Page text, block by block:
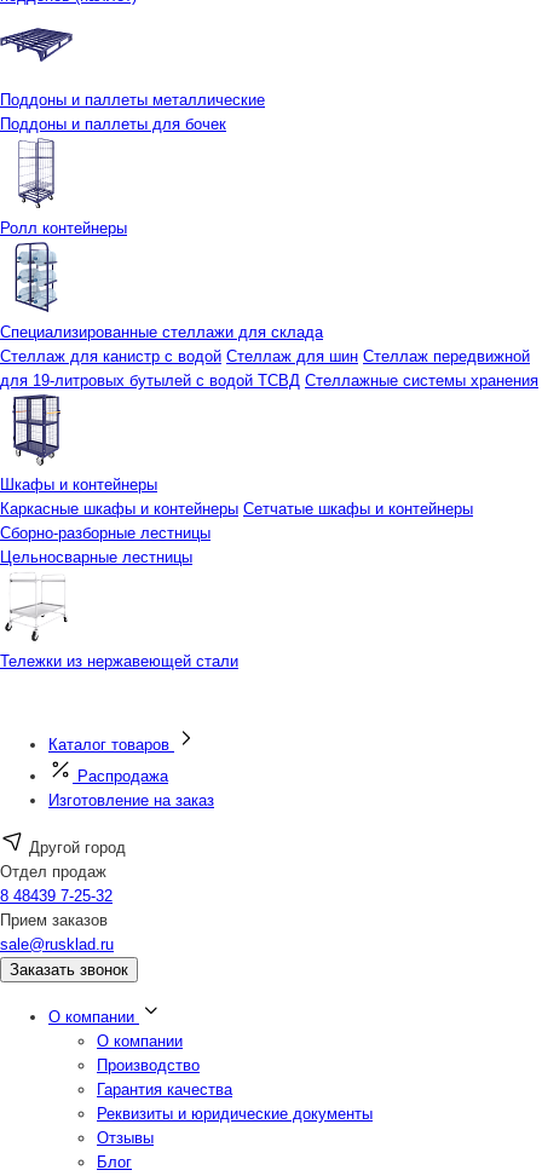
Поддоны и паллеты металлические
Поддоны и паллеты для бочек
Ролл контейнеры
Специализированные стеллажи для склада
Стеллаж для канистр с водой Стеллаж для шин Стеллаж передвижной
для 19-литровых бутылей с водой ТСВД Стеллажные системы хранения
Шкафы и контейнеры
Каркасные шкафы и контейнеры Сетчатые шкафы и контейнеры
Сборно-разборные лестницы
Цельносварные лестницы
Тележки из нержавеющей стали
Каталог товаров
Распродажа
Изготовление на заказ
Другой город
Отдел продаж
8 48439 7-25-32
Прием заказов
sale@rusklad.ru
Заказать звонок
О компании
О компании
Производство
Гарантия качества
Реквизиты и юридические документы
Отзывы
Блог